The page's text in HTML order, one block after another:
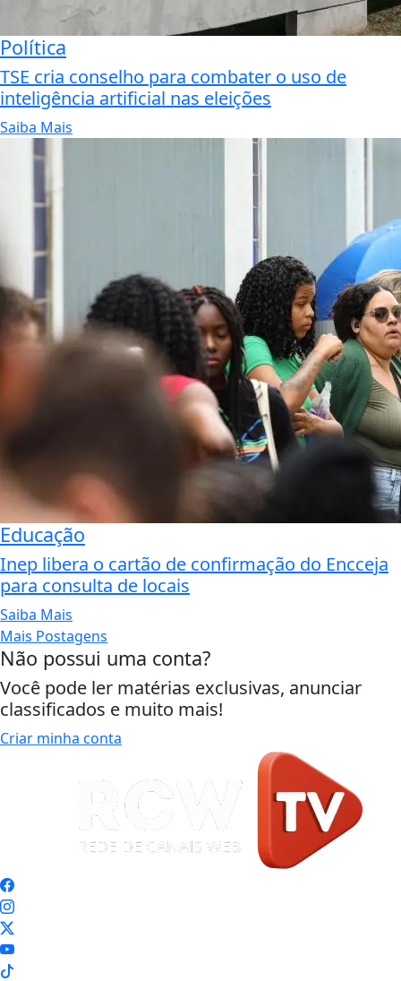
Política
TSE cria conselho para combater o uso de
inteligência artificial nas eleições
Saiba Mais
Educação
Inep libera o cartão de confirmação do Encceja
para consulta de locais
Saiba Mais
Mais Postagens
Não possui uma conta?
Você pode ler matérias exclusivas, anunciar
classificados e muito mais!
Criar minha conta